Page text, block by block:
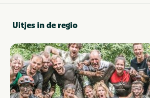
Uitjes in de regio